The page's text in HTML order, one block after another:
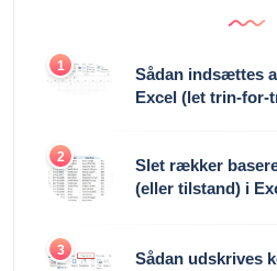
1
Sådan indsættes
Excel (let trin-for-
2
Slet rækker
(eller tilstand) i
3
Sådan udskrives